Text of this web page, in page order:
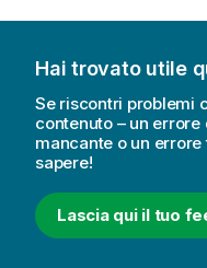
Hai trovato utile
Se riscontri problemi
contenuto – un
mancante o un
sapere!
Lascia qui il tuo